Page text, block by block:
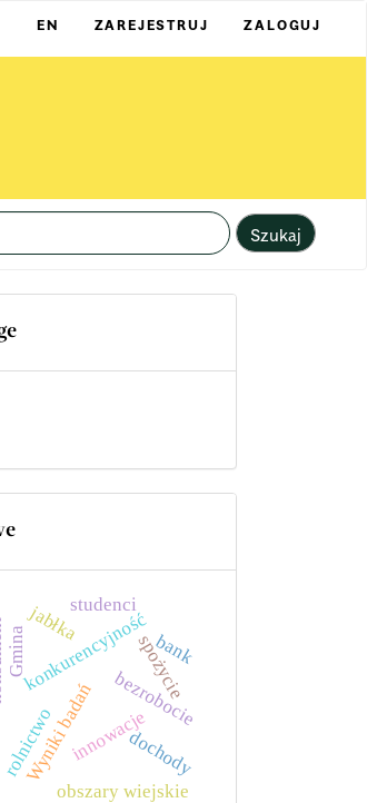
EN ZAREJESTRUJ ZALOGUJ
Szukaj
Wyniki badań
konkurencyjność
innowacje
obszary wiejskie
spożycie
rolnictwo
Gmina
jabłka
dochody
bezrobocie
bank
studenci